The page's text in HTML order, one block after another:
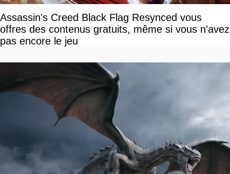
Assassin's Creed Black Flag Resynced vous
offres des contenus gratuits, même si vous n'avez
pas encore le jeu